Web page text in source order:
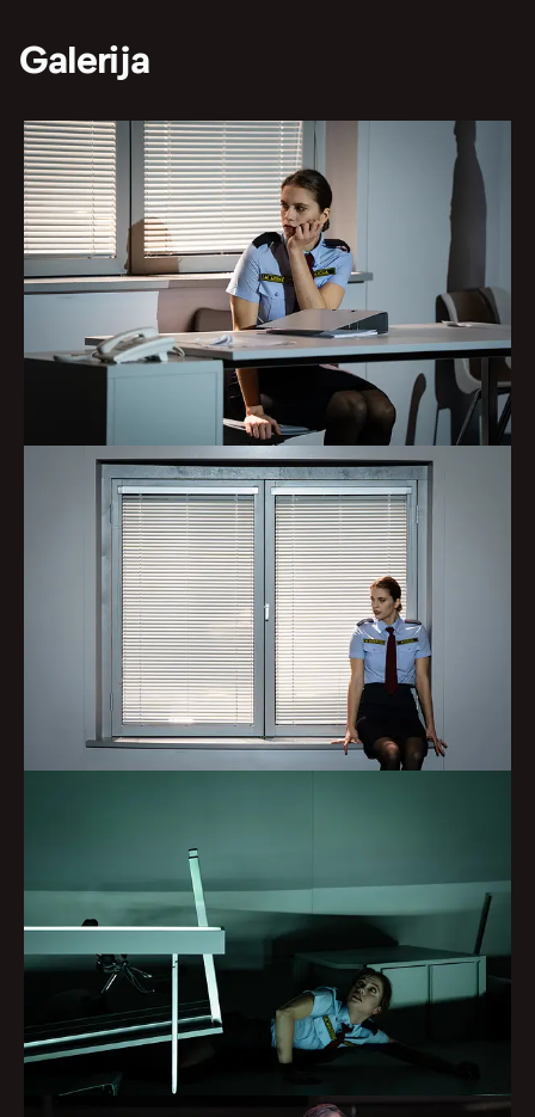
Galerija